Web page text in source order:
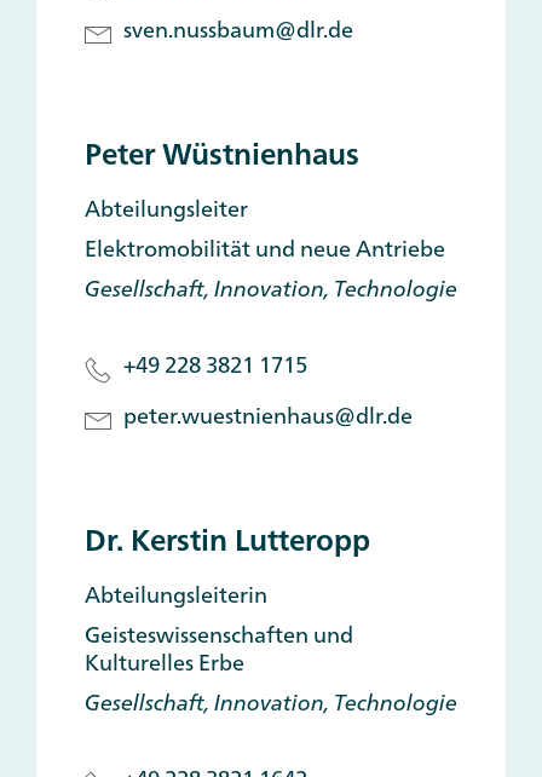
sven.nussbaum@dlr.de
Peter Wüstnienhaus
Abteilungsleiter
Elektromobilität und neue Antriebe
Gesellschaft, Innovation, Technologie
+49 228 3821 1715
peter.wuestnienhaus@dlr.de
Dr. Kerstin Lutteropp
Abteilungsleiterin
Geisteswissenschaften und
Kulturelles Erbe
Gesellschaft, Innovation, Technologie